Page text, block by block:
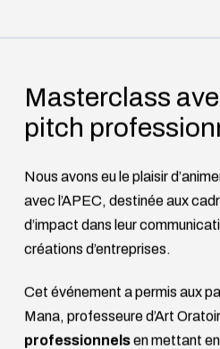
Masterclass
pitch
Nous avons eu le plaisir
avec l’APEC, destinée aux
d’impact dans leur
créations d’entreprises.
Cet événement a permis aux
Mana, professeure d’Art
professionnelsen mettant